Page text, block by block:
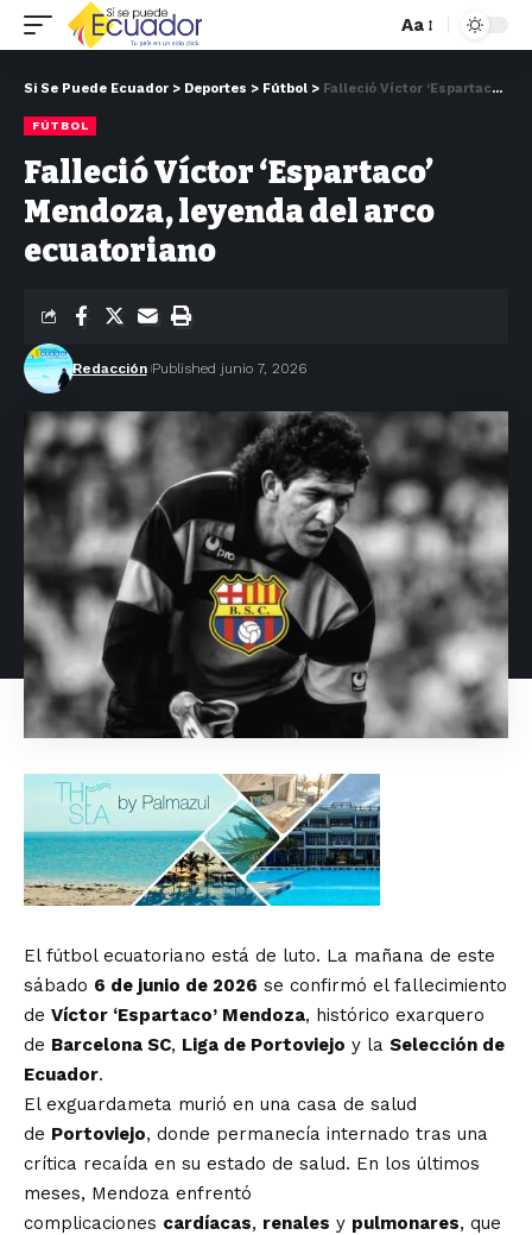
Aa
Si Se Puede Ecuador > Deportes > Fútbol > Falleció Víctor ‘Espartaco’ Mendoza, leyenda del arco ecuatoriano
FÚTBOL
Falleció Víctor ‘Espartaco’
Mendoza, leyenda del arco
ecuatoriano
Redacción Published junio 7, 2026
El fútbol ecuatoriano está de luto. La mañana de este
sábado 6 de junio de 2026 se confirmó el fallecimiento
de Víctor ‘Espartaco’ Mendoza, histórico exarquero
de Barcelona SC, Liga de Portoviejo y la Selección de
Ecuador.
El exguardameta murió en una casa de salud
de Portoviejo, donde permanecía internado tras una
crítica recaída en su estado de salud. En los últimos
meses, Mendoza enfrentó
complicaciones cardíacas, renales y pulmonares, que